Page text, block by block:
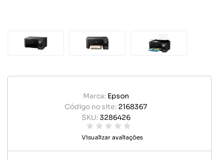
Marca: Epson
Código no site: 2168367
SKU: 3286426
Visualizar avaliações